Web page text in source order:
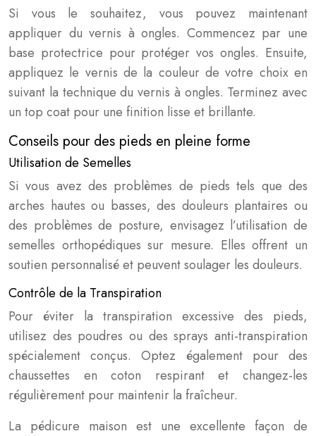
Si vous le souhaitez, vous pouvez maintenant
appliquer du vernis à ongles. Commencez par une
base protectrice pour protéger vos ongles. Ensuite,
appliquez le vernis de la couleur de votre choix en
suivant la technique du vernis à ongles. Terminez avec
un top coat pour une finition lisse et brillante.
Conseils pour des pieds en pleine forme
Utilisation de Semelles
Si vous avez des problèmes de pieds tels que des
arches hautes ou basses, des douleurs plantaires ou
des problèmes de posture, envisagez l’utilisation de
semelles orthopédiques sur mesure. Elles offrent un
soutien personnalisé et peuvent soulager les douleurs.
Contrôle de la Transpiration
Pour éviter la transpiration excessive des pieds,
utilisez des poudres ou des sprays anti-transpiration
spécialement conçus. Optez également pour des
chaussettes en coton respirant et changez-les
régulièrement pour maintenir la fraîcheur.
La pédicure maison est une excellente façon de